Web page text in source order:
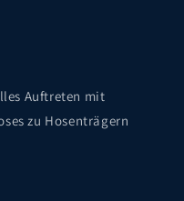
Auftreten mit
zu Hosenträgern